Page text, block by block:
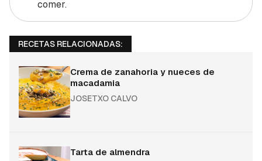
comer.
RECETAS RELACIONADAS:
Crema de zanahoria y nueces de
macadamia
JOSETXO CALVO
Tarta de almendra